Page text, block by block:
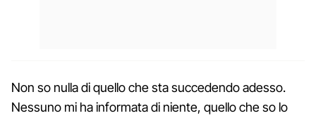
Non so nulla di quello che sta succedendo adesso.
Nessuno mi ha informata di niente, quello che so lo